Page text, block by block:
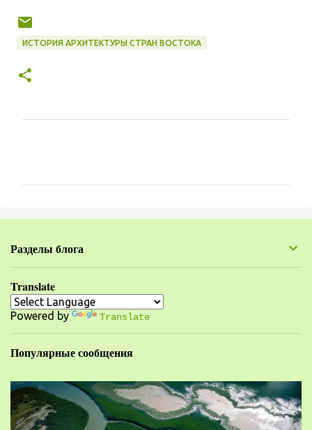
ИСТОРИЯ АРХИТЕКТУРЫ СТРАН ВОСТОКА
е
т
р
и
и
Разделы блога
Translate
Powered by Translate
Популярные сообщения